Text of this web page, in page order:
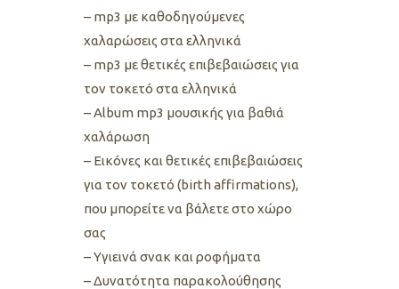
– mp3 με καθοδηγούμενες
χαλαρώσεις στα ελληνικά
– mp3 με θετικές επιβεβαιώσεις για
τον τοκετό στα ελληνικά
– Album mp3 μουσικής για βαθιά
χαλάρωση
– Εικόνες και θετικές επιβεβαιώσεις
για τον τοκετό (birth affirmations),
που μπορείτε να βάλετε στο χώρο
σας
– Υγιεινά σνακ και ροφήματα
– Δυνατότητα παρακολούθησης